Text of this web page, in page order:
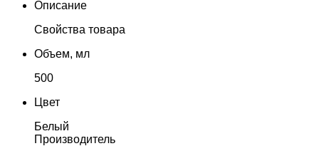
Описание
Свойства товара
Объем, мл
500
Цвет
Белый
Производитель